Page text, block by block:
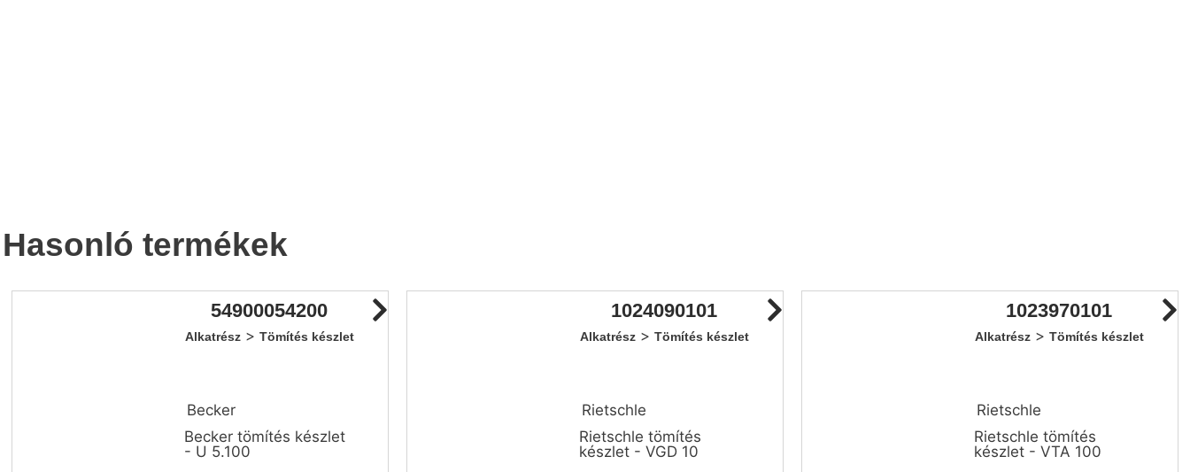
Hasonló termékek
54900054200
Alkatrész> Tömítés készlet
Becker
Becker tömítés készlet
- U 5.100
1024090101
Alkatrész> Tömítés készlet
Rietschle
Rietschle tömítés
készlet - VGD 10
1023970101
Alkatrész> Tömítés készlet
Rietschle
Rietschle tömítés
készlet - VTA 100